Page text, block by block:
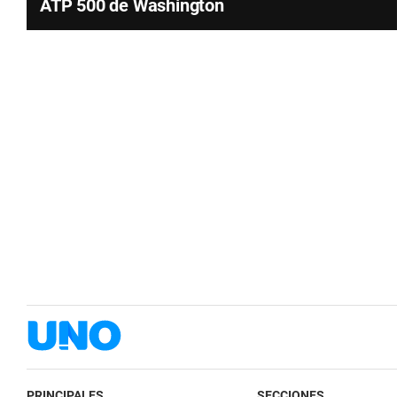
ATP 500 de Washington